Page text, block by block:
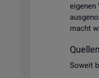
ei­ge­nen
macht
So­weit